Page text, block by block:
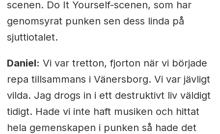
scenen. Do It Yourself-scenen, som har
genomsyrat punken sen dess linda på
sjuttiotalet.
Daniel: Vi var tretton, fjorton när vi började
repa tillsammans i Vänersborg. Vi var jävligt
vilda. Jag drogs in i ett destruktivt liv väldigt
tidigt. Hade vi inte haft musiken och hittat
hela gemenskapen i punken så hade det